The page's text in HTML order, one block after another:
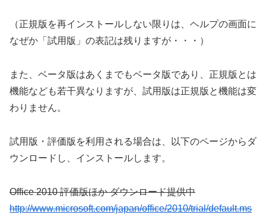
（正規版を再インストールしない限りは、ヘルプの画面に
なぜか「試用版」の表記は残りますが・・・）
また、ベータ版はあくまでもベータ版であり、正規版とは
機能なども若干異なりますが、試用版は正規版と機能は変
わりません。
試用版・評価版を利用される場合は、以下のページからダ
ウンロードし、インストールします。
Office 2010 評価版ほか ダウンロード提供中
http://www.microsoft.com/japan/office/2010/trial/default.ms